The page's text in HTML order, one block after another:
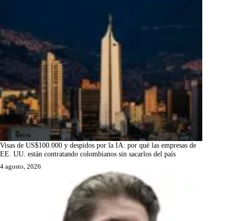
Visas de US$100.000 y despidos por la IA: por qué las empresas de
EE. UU. están contratando colombianos sin sacarlos del país
4 agosto, 2026